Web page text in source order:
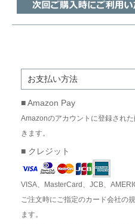
お支払い方法
■ Amazon Pay
Amazonのアカウントに登録され
きます。
■ クレジット
VISA、MasterCard、JCB、
ご注文時にご指定のカード会社の
ます。